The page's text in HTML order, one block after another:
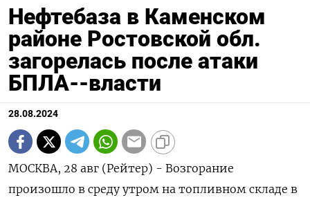
Нефтебаза в Каменском
районе Ростовской обл.
загорелась после атаки
БПЛА--власти
28.08.2024
МОСКВА, 28 авг (Рейтер) - Возгорание
произошло в среду утром на топливном складе в